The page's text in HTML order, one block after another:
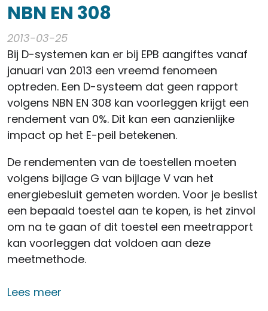
NBN EN 308
2013-03-25
Bij D-systemen kan er bij EPB aangiftes vanaf
januari van 2013 een vreemd fenomeen
optreden. Een D-systeem dat geen rapport
volgens NBN EN 308 kan voorleggen krijgt een
rendement van 0%. Dit kan een aanzienlijke
impact op het E-peil betekenen.
De rendementen van de toestellen moeten
volgens bijlage G van bijlage V van het
energiebesluit gemeten worden. Voor je beslist
een bepaald toestel aan te kopen, is het zinvol
om na te gaan of dit toestel een meetrapport
kan voorleggen dat voldoen aan deze
meetmethode.
Lees meer